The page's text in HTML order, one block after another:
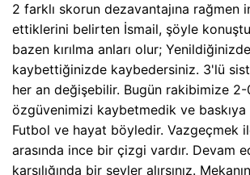
2 farklı skorun dezavantajına rağmen
ettiklerini belirten İsmail, şöyle
bazen kırılma anları olur;
kaybettiğinizde kaybedersiniz. 3'lü
her an değişebilir. Bugün rakibimize
özgüvenimizi kaybetmedik ve
Futbol ve hayat böyledir. Vazgeçmek
arasında ince bir çizgi vardır. Devam
karşılığında bir şeyler alırsınız.